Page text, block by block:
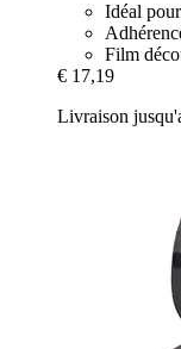
Idéal
Film
€ 17,19
Livraison